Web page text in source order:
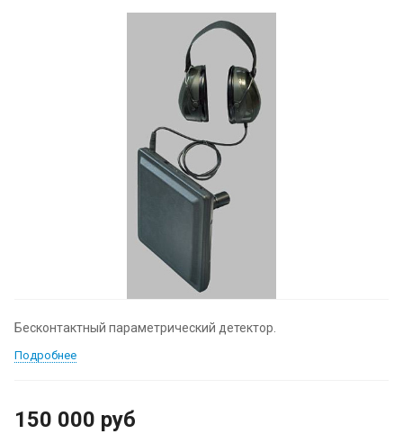
Бесконтактный параметрический детектор.
Подробнее
150 000 руб